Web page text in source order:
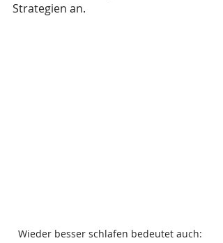
Strategien an.
Wieder besser schlafen bedeutet auch: